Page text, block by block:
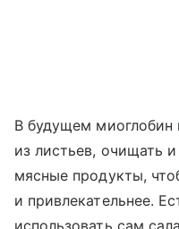
В будущем миоглобин
из листьев, очищать
мясные продукты,
и привлекательнее.
использовать сам